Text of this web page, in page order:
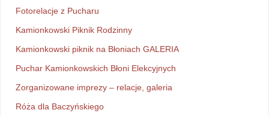
Fotorelacje z Pucharu
Kamionkowski Piknik Rodzinny
Kamionkowski piknik na Błoniach GALERIA
Puchar Kamionkowskich Błoni Elekcyjnych
Zorganizowane imprezy – relacje, galeria
Róża dla Baczyńskiego